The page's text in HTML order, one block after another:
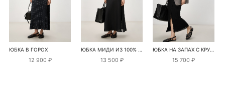
ЮБКА В ГОРОХ
12 900 ₽
ЮБКА МИДИ ИЗ 100% ЛЬНА С РАЗРЕЗОМ
13 500 ₽
ЮБКА НА ЗАПАХ С КРУЖЕВОМ
15 700 ₽